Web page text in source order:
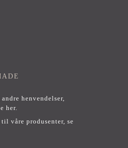
henvendelser,
her.
våre produsenter, se